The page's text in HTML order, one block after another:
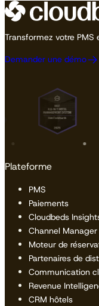
Transformez votre
Demander une démo
Plateforme
PMS
Paiements
Cloudbeds
Channel Manager
Moteur de
Partenaires de
Communication
Revenue
CRM hôtels